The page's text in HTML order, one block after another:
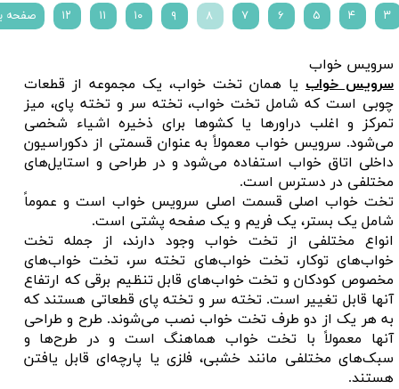
۳ ۴ ۵ ۶ ۷ ۸ ۹ ۱۰ ۱۱ ۱۲ صفحه
سرویس خواب
سرویس خواب یا همان تخت خواب، یک مجموعه از قطعات
چوبی است که شامل تخت خواب، تخته سر و تخته پای، میز
تمرکز و اغلب دراورها یا کشوها برای ذخیره اشیاء شخصی
می‌شود. سرویس خواب معمولاً به عنوان قسمتی از دکوراسیون
داخلی اتاق خواب استفاده می‌شود و در طراحی و استایل‌های
مختلفی در دسترس است.
تخت خواب اصلی قسمت اصلی سرویس خواب است و عموماً
شامل یک بستر، یک فریم و یک صفحه پشتی است.
انواع مختلفی از تخت خواب وجود دارند، از جمله تخت
خواب‌های توکار، تخت خواب‌های تخته سر، تخت خواب‌های
مخصوص کودکان و تخت خواب‌های قابل تنظیم برقی که ارتفاع
آنها قابل تغییر است. تخته سر و تخته پای قطعاتی هستند که
به هر یک از دو طرف تخت خواب نصب می‌شوند. طرح و طراحی
آنها معمولاً با تخت خواب هماهنگ است و در طرح‌ها و
سبک‌های مختلفی مانند خشبی، فلزی یا پارچه‌ای قابل یافتن
هستند.